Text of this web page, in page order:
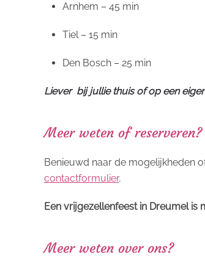
Arnhem – 45 min
Tiel – 15 min
Den Bosch – 25 min
Liever bij jullie thuis of op een
Meer weten of reserveren?
Benieuwd naar de mogelijkheden
contactformulier,
Een vrijgezellenfeest in Dreumel is
Meer weten over ons?